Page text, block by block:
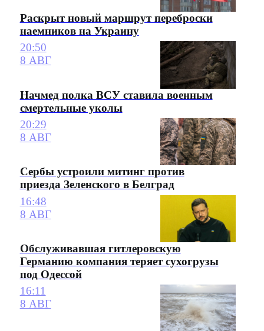
Раскрыт новый маршрут переброски
наемников на Украину
20:50
8 АВГ
Начмед полка ВСУ ставила военным
смертельные уколы
20:29
8 АВГ
Сербы устроили митинг против
приезда Зеленского в Белград
16:48
8 АВГ
Обслуживавшая гитлеровскую
Германию компания теряет сухогрузы
под Одессой
16:11
8 АВГ